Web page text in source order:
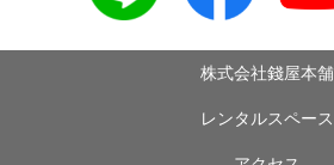
《イベン
10 11
《8月11
日開催》
マルシェ
株式会社錢屋本舗
レンタルスペース